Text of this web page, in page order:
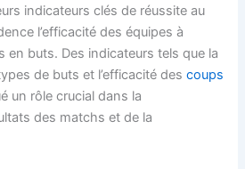
indicateurs clés de réussite au
l’efficacité des équipes à
en buts. Des indicateurs tels que la
de buts et l’efficacité descoups
un rôle crucial dans la
des matchs et de la